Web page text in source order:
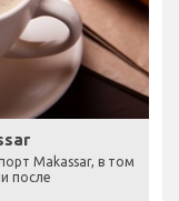
Makassar, в том
после